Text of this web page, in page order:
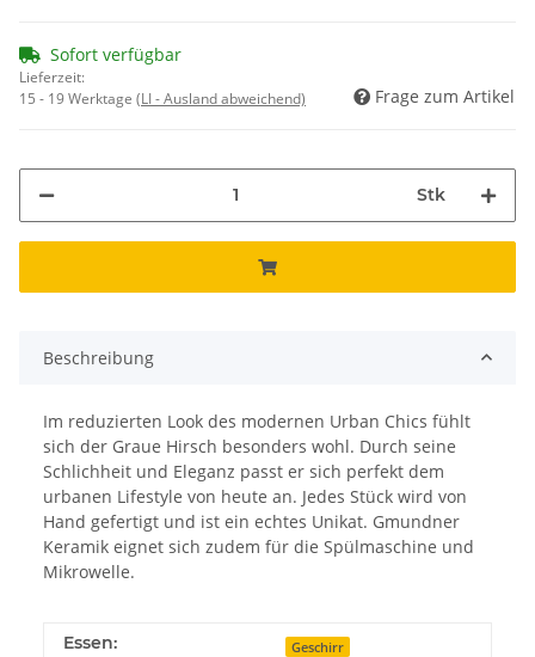
Sofort verfügbar
Lieferzeit:
15 - 19 Werktage (LI - Ausland abweichend) Frage zum Artikel
Stk
Beschreibung
Im reduzierten Look des modernen Urban Chics fühlt
sich der Graue Hirsch besonders wohl. Durch seine
Schlichheit und Eleganz passt er sich perfekt dem
urbanen Lifestyle von heute an. Jedes Stück wird von
Hand gefertigt und ist ein echtes Unikat. Gmundner
Keramik eignet sich zudem für die Spülmaschine und
Mikrowelle.
Essen: Geschirr